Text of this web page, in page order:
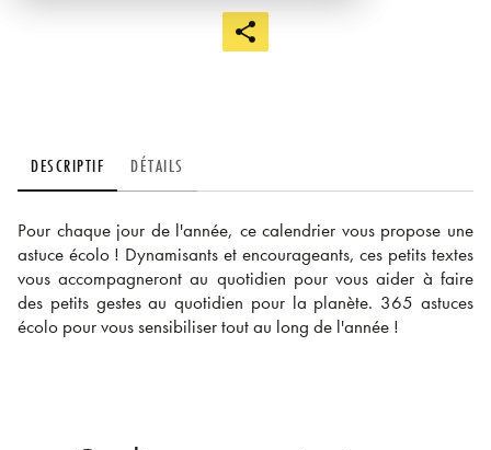
DESCRIPTIF DÉTAILS
Pour chaque jour de l'année, ce calendrier vous propose une
astuce écolo ! Dynamisants et encourageants, ces petits textes
vous accompagneront au quotidien pour vous aider à faire
des petits gestes au quotidien pour la planète. 365 astuces
écolo pour vous sensibiliser tout au long de l'année !